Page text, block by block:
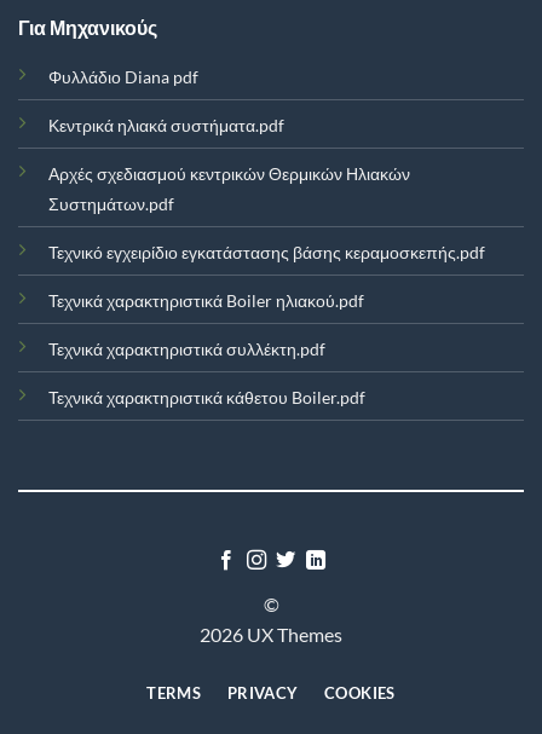
Για Μηχανικούς
Φυλλάδιο Diana pdf
Κεντρικά ηλιακά συστήματα.pdf
Αρχές σχεδιασμού κεντρικών Θερμικών Ηλιακών
Συστημάτων.pdf
Τεχνικό εγχειρίδιο εγκατάστασης βάσης κεραμοσκεπής.pdf
Τεχνικά χαρακτηριστικά Boiler ηλιακού.pdf
Τεχνικά χαρακτηριστικά συλλέκτη.pdf
Τεχνικά χαρακτηριστικά κάθετου Boiler.pdf
©
2026 UX Themes
TERMS PRIVACY COOKIES